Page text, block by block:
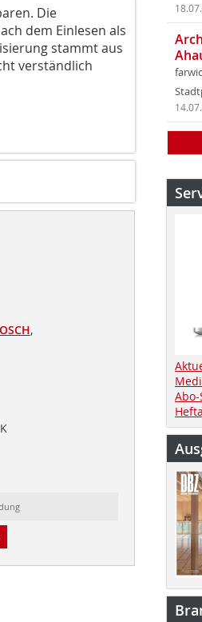
Die
dem Einlesen als
stammt aus
verständlich
,
Abo-